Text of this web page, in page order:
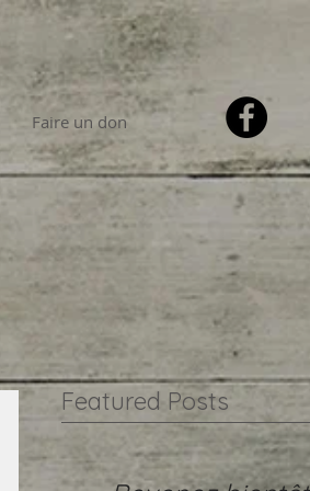
Faire un don
Featured Posts